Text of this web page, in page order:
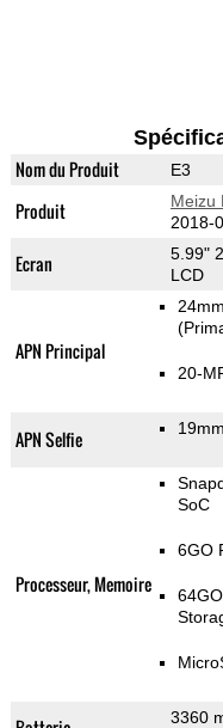
Nom du Produit E3
Produit Meizu
2018-
Ecran
5.99"
LCD
APN Principal
20-
APN Selfie
Processeur, Memoire
SoC
6GO
3360